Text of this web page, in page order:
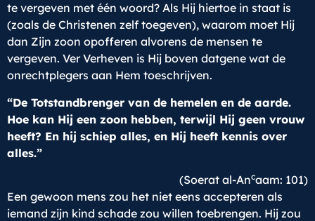
te vergeven met één woord? Als Hij hiertoe in staat is
(zoals de Christenen zelf toegeven), waarom moet Hij
dan Zijn zoon opofferen alvorens de mensen te
vergeven. Ver Verheven is Hij boven datgene wat de
onrechtplegers aan Hem toeschrijven.
“De Totstandbrenger van de hemelen en de aarde.
Hoe kan Hij een zoon hebben, terwijl Hij geen vrouw
heeft? En hij schiep alles, en Hij heeft kennis over
alles.”
(Soerat al-Ancaam: 101)
Een gewoon mens zou het niet eens accepteren als
iemand zijn kind schade zou willen toebrengen. Hij zou